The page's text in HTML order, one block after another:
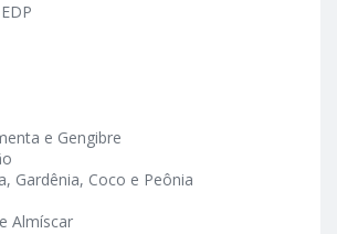
e Gengibre
Gardênia, Coco e Peônia
Almíscar